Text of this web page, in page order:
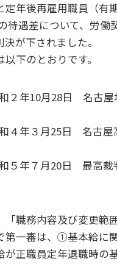
定年後再雇用職員（有
遇差について、労働
が下されました。
下のとおりです。
２年10月28日 名古屋
４年３月25日 名古屋
５年７月20日 最高裁
「職務内容及び変更範
第一審は、①基本給に
が正職員定年退職時の